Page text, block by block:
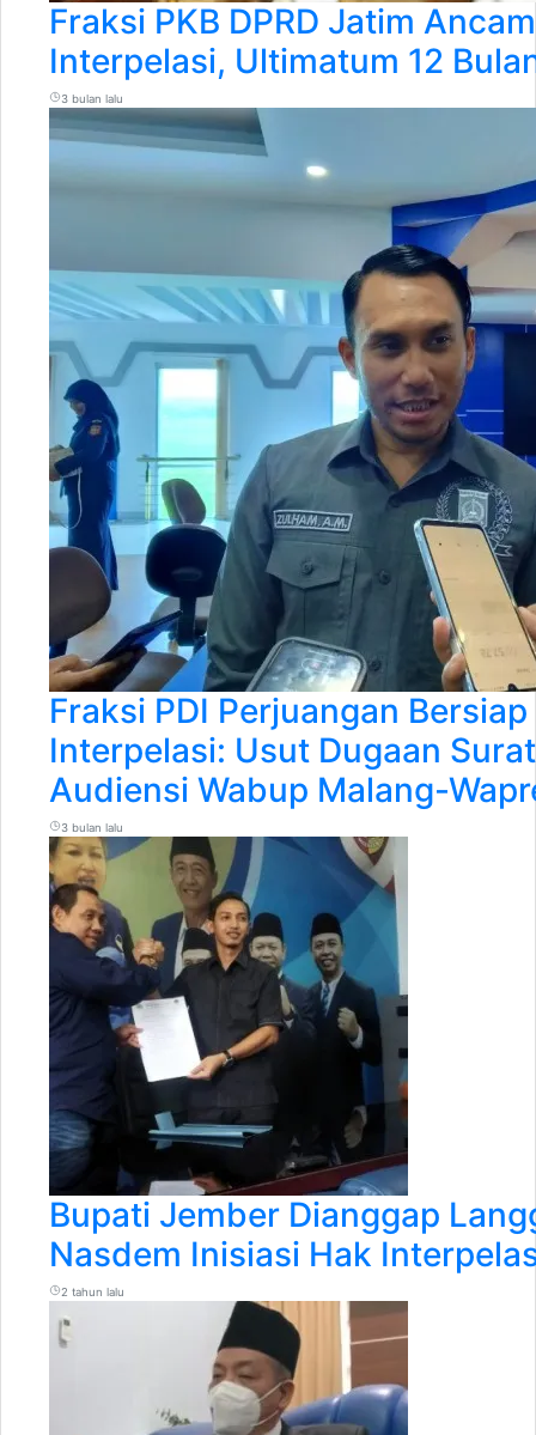
Fraksi PKB DPRD Jatim
Interpelasi, Ultimatum 12
3 bulan lalu
Fraksi PDI Perjuangan
Interpelasi: Usut Dugaan
Audiensi Wabup Malang-
3 bulan lalu
Bupati Jember Dianggap
Nasdem Inisiasi Hak
2 tahun lalu